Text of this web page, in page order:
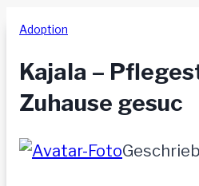
Adoption
Kajala –
Zuhause gesuc